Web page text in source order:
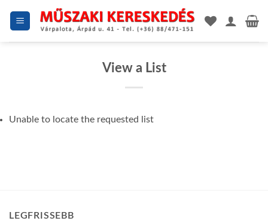
View a List
Unable to locate the requested list
LEGFRISSEBB